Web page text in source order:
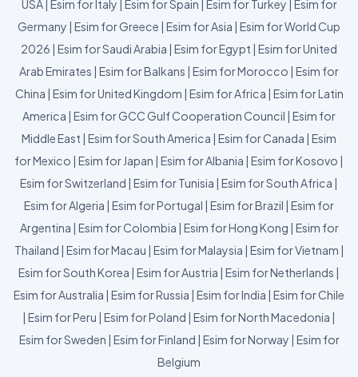
USA| Esim for Italy | Esim for Spain | Esim for Turkey | Esim for
Germany | Esim for Greece | Esim for Asia | Esim for World Cup
2026 | Esim for Saudi Arabia | Esim for Egypt | Esim for United
Arab Emirates | Esim for Balkans | Esim for Morocco | Esim for
China | Esim for United Kingdom | Esim for Africa | Esim for Latin
America | Esim for GCC Gulf Cooperation Council | Esim for
Middle East | Esim for South America | Esim for Canada | Esim
for Mexico | Esim for Japan | Esim for Albania | Esim for Kosovo |
Esim for Switzerland | Esim for Tunisia | Esim for South Africa |
Esim for Algeria | Esim for Portugal | Esim for Brazil | Esim for
Argentina | Esim for Colombia | Esim for Hong Kong | Esim for
Thailand | Esim for Macau | Esim for Malaysia | Esim for Vietnam |
Esim for South Korea | Esim for Austria | Esim for Netherlands |
Esim for Australia | Esim for Russia | Esim for India | Esim for Chile
| Esim for Peru | Esim for Poland | Esim for North Macedonia |
Esim for Sweden | Esim for Finland | Esim for Norway | Esim for
Belgium